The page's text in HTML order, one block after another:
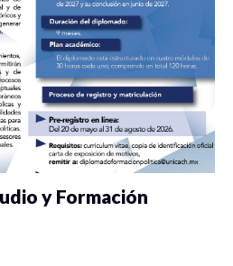
y Formación